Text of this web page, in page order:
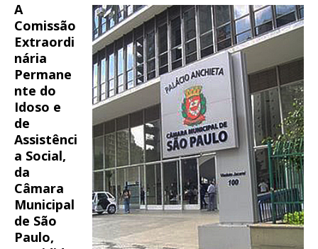
A
Comissão
Extraordi
nária
Permane
nte do
Idoso e
de
Assistênci
a Social,
da
Câmara
Municipal
de São
Paulo,